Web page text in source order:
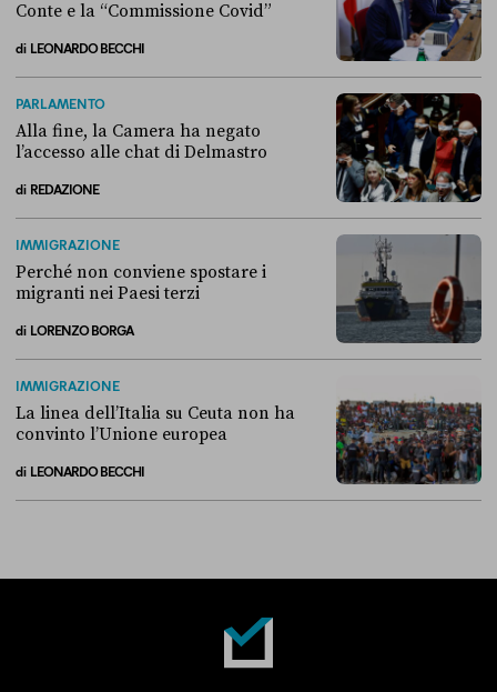
Conte e la “Commissione Covid”
di LEONARDO BECCHI
PARLAMENTO
Alla fine, la Camera ha negato
l’accesso alle chat di Delmastro
di REDAZIONE
IMMIGRAZIONE
Perché non conviene spostare i
migranti nei Paesi terzi
di LORENZO BORGA
IMMIGRAZIONE
La linea dell’Italia su Ceuta non ha
convinto l’Unione europea
di LEONARDO BECCHI